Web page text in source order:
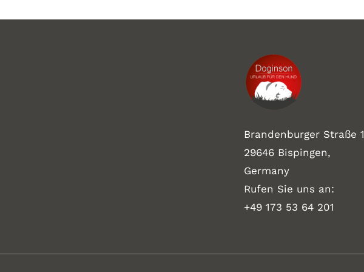
Brandenburger Straße
29646 Bispingen,
Germany
Rufen Sie uns an:
+49 173 53 64 201